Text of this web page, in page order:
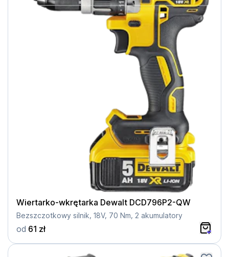
Wiertarko-wkrętarka Dewalt DCD796P2-QW
Bezszczotkowy silnik, 18V, 70 Nm, 2 akumulatory
od 61 zł